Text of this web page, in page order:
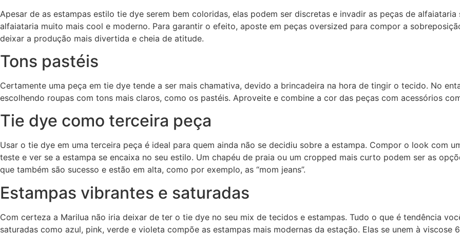
Apesar de as estampas estilo tie dye serem bem coloridas, elas podem ser discretas e invadir as peças de
alfaiataria muito mais cool e moderno. Para garantir o efeito, aposte em peças oversized para compor a
deixar a produção mais divertida e cheia de atitude.
Tons pastéis
Certamente uma peça em tie dye tende a ser mais chamativa, devido a brincadeira na hora de tingir o tecido. No
escolhendo roupas com tons mais claros, como os pastéis. Aproveite e combine a cor das peças com acessórios
Tie dye como terceira peça
Usar o tie dye em uma terceira peça é ideal para quem ainda não se decidiu sobre a estampa. Compor o look com
teste e ver se a estampa se encaixa no seu estilo. Um chapéu de praia ou um cropped mais curto podem ser as
que também são sucesso e estão em alta, como por exemplo, as “mom jeans”.
Estampas vibrantes e saturadas
Com certeza a Marilua não iria deixar de ter o tie dye no seu mix de tecidos e estampas. Tudo o que é tendência
saturadas como azul, pink, verde e violeta compõe as estampas mais modernas da estação. Elas se unem à